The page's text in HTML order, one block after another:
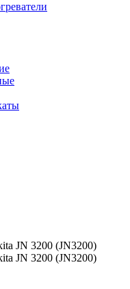
JN 3200 (JN3200)
JN 3200 (JN3200)